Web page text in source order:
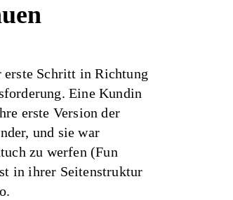
Schritt in Richtung
Eine Kundin
erste Version der
und sie war
zu werfen (Fun
in ihrer Seitenstruktur